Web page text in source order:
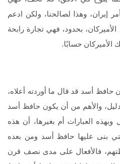
إيران، وهذا لصالحنا، ولكن ادعم
بحدود، فهي تجارة رابحة
حسابًا.
حافظ أسد قد قال ما أوردته أعلاه،
والأهم من أن يكون حافظ أسد
العبارات أم بغيرها، أن هذه
بنى عليها حافظ أسد ومن بعده
فالأفعال على مدى نصف قرن